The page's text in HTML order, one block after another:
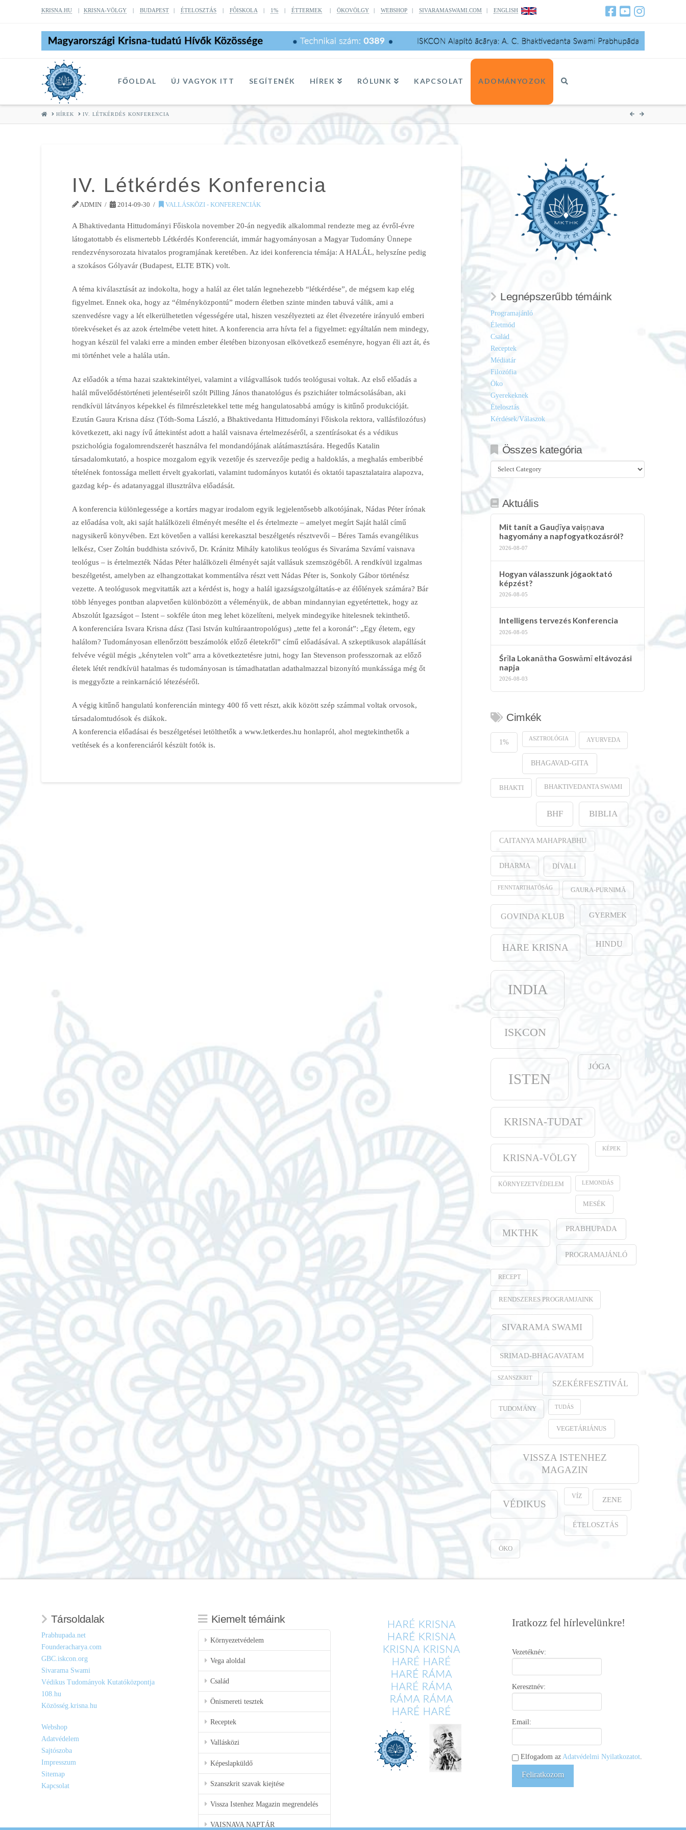
KRISNA.HU| KRISNA-VÖLGY| BUDAPEST| ÉTELOSZTÁS| FÔISKOLA| 1%| ÉTTERMEK | ÖKOVÖLGY| WEBSHOP| SIVARAMASWAMI.COM| ENGLISH
FŐOLDAL ÚJ VAGYOK ITT SEGÍTENÉK HÍREK RÓLUNK KAPCSOLAT ADOMÁNYOZOK
HOMEHÍREK IV. LÉTKÉRDÉS KONFERENCIA
IV. Létkérdés Konferencia
ADMIN 2014-09-30 VALLÁSKÖZI - KONFERENCIÁK
A Bhaktivedanta Hittudományi Főiskola november 20-án negyedik alkalommal rendezte meg az évről-évre
látogatottabb és elismertebb Létkérdés Konferenciát, immár hagyományosan a Magyar Tudomány Ünnepe
rendezvénysorozata hivatalos programjának keretében. Az idei konferencia témája: A HALÁL, helyszíne pedig
a szokásos Gólyavár (Budapest, ELTE BTK) volt.
A téma kiválasztását az indokolta, hogy a halál az élet talán legnehezebb “létkérdése”, de mégsem kap elég
figyelmet. Ennek oka, hogy az “élményközpontú” modern életben szinte minden tabuvá válik, ami a
szenvedésre vagy a lét elkerülhetetlen végességére utal, hiszen veszélyezteti az élet élvezetére irányuló emberi
törekvéseket és az azok értelmébe vetett hitet. A konferencia arra hívta fel a figyelmet: egyáltalán nem mindegy,
hogyan készül fel valaki erre a minden ember életében bizonyosan elkövetkező eseményre, hogyan éli azt át, és
mi történhet vele a halála után.
Az előadók a téma hazai szaktekintélyei, valamint a világvallások tudós teológusai voltak. Az első előadás a
halál művelődéstörténeti jelentéseiről szólt Pilling János thanatológus és pszichiáter tolmácsolásában, aki
rendkívül látványos képekkel és filmrészletekkel tette még hangulatosabbá amúgy is kitűnő produkcióját.
Ezután Gaura Krisna dász (Tóth-Soma László, a Bhaktivedanta Hittudományi Főiskola rektora, vallásfilozófus)
következett, aki nagy ívű áttekintést adott a halál vaisnava értelmezéséről, a szentírásokat és a védikus
pszichológia fogalomrendszerét használva fel mondandójának alátámasztására. Hegedűs Katalin
társadalomkutató, a hospice mozgalom egyik vezetője és szervezője pedig a haldoklás, a meghalás emberibbé
tételének fontossága mellett érvelt gyakorlati, valamint tudományos kutatói és oktatói tapasztalataira alapozva,
gazdag kép- és adatanyaggal illusztrálva előadását.
A konferencia különlegessége a kortárs magyar irodalom egyik legjelentősebb alkotójának, Nádas Péter írónak
az előadása volt, aki saját halálközeli élményét mesélte el és értelmezte – amelyet megírt Saját halál című
nagysikerű könyvében. Ezt követően a vallási kerekasztal beszélgetés résztvevői – Béres Tamás evangélikus
lelkész, Cser Zoltán buddhista szóvivő, Dr. Kránitz Mihály katolikus teológus és Sivaráma Szvámí vaisnava
teológus – is értelmezték Nádas Péter halálközeli élményét saját vallásuk szemszögéből. A rendkívül izgalmas
beszélgetést, amelyben az elhangzottakat kommentálva részt vett Nádas Péter is, Sonkoly Gábor történész
vezette. A teológusok megvitatták azt a kérdést is, hogy a halál igazságszolgáltatás-e az élőlények számára? Bár
több lényeges pontban alapvetően különbözött a véleményük, de abban mindannyian egyetértettek, hogy az
Abszolút Igazságot – Istent – sokféle úton meg lehet közelíteni, melyek mindegyike hitelesnek tekinthető.
A konferenciára Isvara Krisna dász (Tasi István kultúraantropológus) „tette fel a koronát”: „Egy életem, egy
halálom? Tudományosan ellenőrzött beszámolók előző életekről” című előadásával. A szkeptikusok alapállását
felvéve végül mégis „kénytelen volt” arra a következtetésre jutni, hogy Ian Stevenson professzornak az előző
életek létét rendkívül hatalmas és tudományosan is támadhatatlan adathalmazzal bizonyító munkássága még őt
is meggyőzte a reinkarnáció létezéséről.
A végig kitűnő hangulatú konferencián mintegy 400 fő vett részt, akik között szép számmal voltak orvosok,
társadalomtudósok és diákok.
A konferencia előadásai és beszélgetései letölthetők a www.letkerdes.hu honlapról, ahol megtekinthetők a
vetítések és a konferenciáról készült fotók is.
Legnépszerűbb témáink
Programajánló
Életmód
Család
Receptek
Médiatár
Filozófia
Öko
Gyerekeknek
Ételosztás
Kérdések/Válaszok
Összes kategória
Összes
kategória
Aktuális
Mit tanít a Gauḍīya vaiṣṇava
hagyomány a napfogyatkozásról?
2026-08-07
Hogyan válasszunk jógaoktató
képzést?
2026-08-05
Intelligens tervezés Konferencia
2026-08-05
Śrīla Lokanātha Goswāmī eltávozási
napja
2026-08-03
Cimkék
1% ASZTROLÓGIA AYURVEDA
BHAGAVAD-GITA
BHAKTI BHAKTIVEDANTA SWAMI
BHF BIBLIA
CAITANYA MAHAPRABHU
DHARMA DÍVALI
FENNTARTHATÓSÁG GAURA-PURṆIMĀ
GOVINDA KLUB GYERMEK
HARE KRISNA HINDU
INDIA
ISKCON
ISTEN
JÓGA
KRISNA-TUDAT
KRISNA-VÖLGY
KÉPEK
KÖRNYEZETVÉDELEM LEMONDÁS
MESÉK
MKTHK PRABHUPADA
PROGRAMAJÁNLÓ
RECEPT
RENDSZERES PROGRAMJAINK
SIVARAMA SWAMI
SRIMAD-BHAGAVATAM
SZANSZKRIT
SZEKÉRFESZTIVÁL
TUDOMÁNY TUDÁS
VEGETÁRIÁNUS
VISSZA ISTENHEZ
MAGAZIN
VÉDIKUS
VÍZ ZENE
ÉTELOSZTÁS
ÖKO
Társoldalak
Prabhupada.net
Founderacharya.com
GBC.iskcon.org
Sivarama Swami
Védikus Tudományok Kutatóközpontja
108.hu
Közösség.krisna.hu
Webshop
Adatvédelem
Sajtószoba
Impresszum
Sitemap
Kapcsolat
Kiemelt témáink
Környezetvédelem
Vega aloldal
Család
Önismereti tesztek
Receptek
Vallásközi
Képeslapküldő
Szanszkrit szavak kiejtése
Vissza Istenhez Magazin megrendelés
VAISNAVA NAPTÁR
Iratkozz fel hírlevelünkre!
Vezetéknév:
Keresztnév:
Email:
Elfogadom azAdatvédelmi Nyilatkozatot.
Feliratkozom